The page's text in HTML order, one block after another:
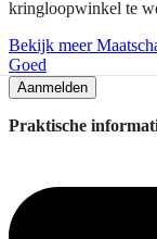
kringloopwinkel te
Bekijk meer
Goed
Aanmelden
Praktische